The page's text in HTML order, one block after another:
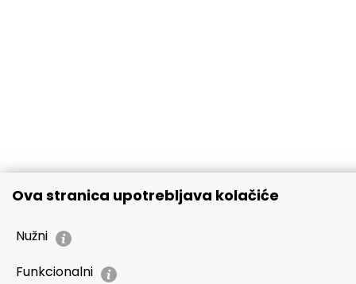
Ova stranica upotrebljava kolačiće
Nužni
Funkcionalni